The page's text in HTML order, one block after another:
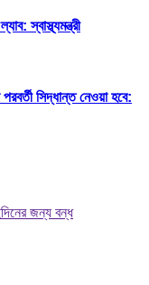
স্বাস্থ্যমন্ত্রী
সিদ্ধান্ত নেওয়া হবে:
জন্য বন্ধ